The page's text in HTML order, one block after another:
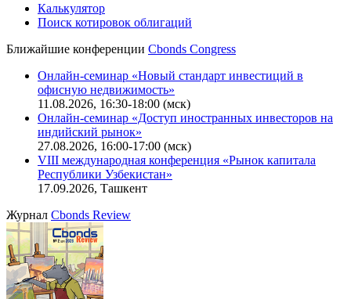
Калькулятор
Поиск котировок облигаций
Ближайшие конференции Cbonds Congress
Онлайн-семинар «Новый стандарт инвестиций в
офисную недвижимость»
11.08.2026, 16:30-18:00 (мск)
Онлайн-семинар «Доступ иностранных инвесторов на
индийский рынок»
27.08.2026, 16:00-17:00 (мск)
VIII международная конференция «Рынок капитала
Республики Узбекистан»
17.09.2026, Ташкент
Журнал Cbonds Review